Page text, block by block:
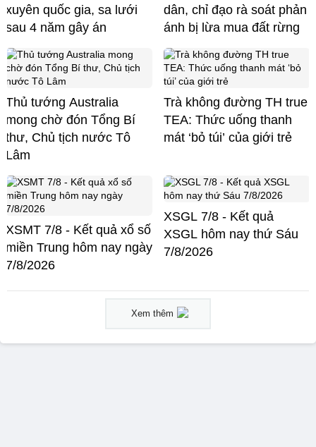
xuyên quốc gia, sa lưới
sau 4 năm gây án
dân, chỉ đạo rà soát phản
ánh bị lừa mua đất rừng
Thủ tướng Australia
mong chờ đón Tổng Bí
thư, Chủ tịch nước Tô
Lâm
Trà không đường TH true
TEA: Thức uống thanh
mát ‘bỏ túi’ của giới trẻ
XSMT 7/8 - Kết quả xổ số
miền Trung hôm nay ngày
7/8/2026
XSGL 7/8 - Kết quả
XSGL hôm nay thứ Sáu
7/8/2026
Xem thêm